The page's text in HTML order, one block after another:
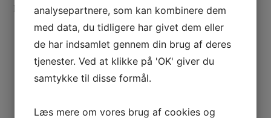
Klik dig gerne rundt her på siden under de forskellige kategorier.
analysepartnere, som kan kombinere dem
med data, du tidligere har givet dem eller
de har indsamlet gennem din brug af deres
tjenester. Ved at klikke på 'OK' giver du
samtykke til disse formål.
Læs mere om vores brug af cookies og